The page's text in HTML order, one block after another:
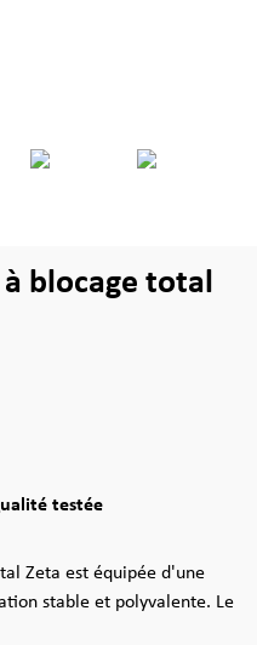
blocage total
testée
Zeta est équipée d'une
stable et polyvalente. Le